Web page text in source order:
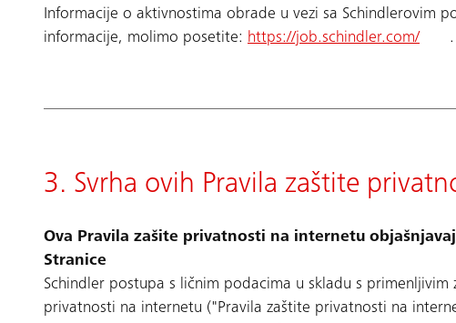
Informacije o aktivnostima obrade u vezi sa Schindlerovim
informacije, molimo posetite: https://job.schindler.com/ .
3. Svrha ovih Pravila zaštite
Ova Pravila zašite privatnosti na internetu
Stranice
Schindler postupa s ličnim podacima u skladu s
privatnosti na internetu ("Pravila zaštite privatnosti na